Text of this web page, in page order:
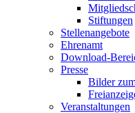
Stiftungen
Stellenangebote
Ehrenamt
Download-
Presse
Bilder
Veranstaltungen